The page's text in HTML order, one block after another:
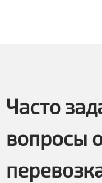
Часто
вопросы